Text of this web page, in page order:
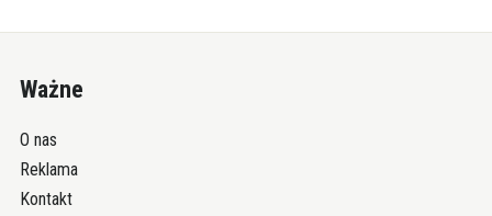
Ważne
O nas
Reklama
Kontakt